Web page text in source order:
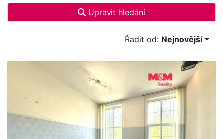
Upravit hledání
Řadit od: Nejnovější